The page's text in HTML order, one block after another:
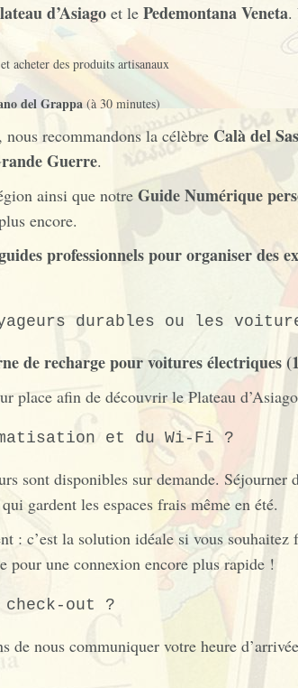
d’Asiago et le Pedemontana Veneta.
et acheter des produits artisanaux
del Grappa (à 30 minutes)
, nous recommandons la célèbre Calà del
Guerre.
ainsi que notre Guide Numérique
encore.
professionnels pour organiser des
durables ou les
de recharge pour voitures électriques
place afin de découvrir le Plateau
et du Wi-Fi ?
sont disponibles sur demande.
gardent les espaces frais même en été.
: c’est la solution idéale si vous souhaitez
pour une connexion encore plus rapide !
out ?
de nous communiquer votre heure